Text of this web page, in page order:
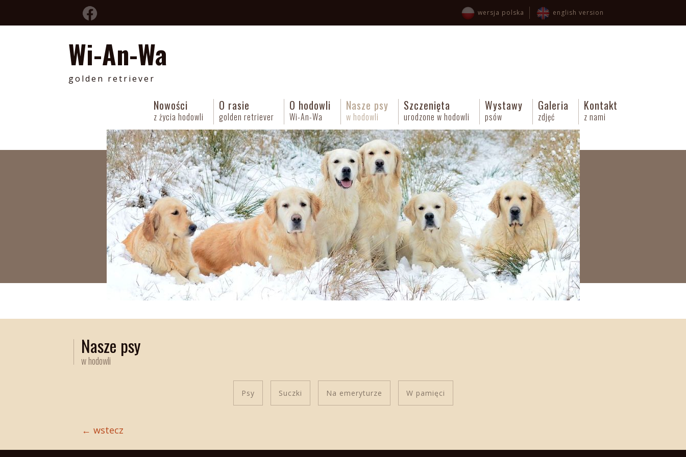
wersja polska english version
Wi-An-Wa
golden retriever
Nowości
z życia hodowli
O rasie
golden retriever
O hodowli
Wi-An-Wa
Nasze psy
w hodowli
Szczenięta
urodzone w hodowli
Wystawy
psów
Galeria
zdjęć
Kontakt
z nami
Nasze psy
w hodowli
Psy Suczki Na emeryturze W pamięci
← wstecz